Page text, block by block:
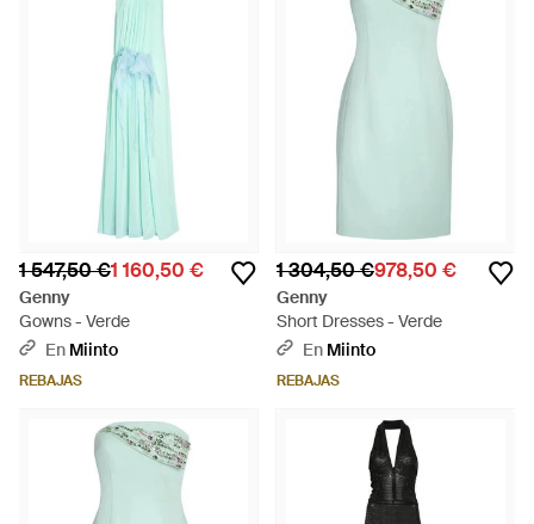
1 547,50 €1 160,50 €
Genny
Gowns - Verde
En Miinto
REBAJAS
1 304,50 €978,50 €
Genny
Short Dresses - Verde
En Miinto
REBAJAS